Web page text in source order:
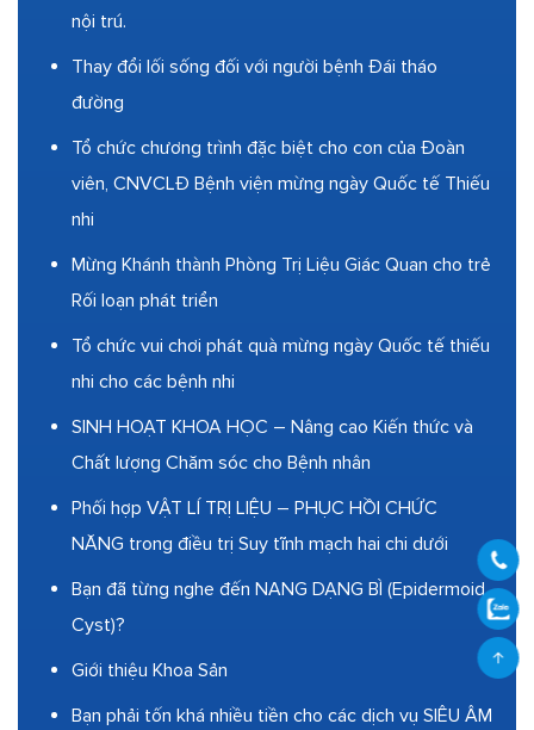
nội trú.
Thay đổi lối sống đối với người bệnh Đái tháo
đường
Tổ chức chương trình đặc biệt cho con của Đoàn
viên, CNVCLĐ Bệnh viện mừng ngày Quốc tế Thiếu
nhi
Mừng Khánh thành Phòng Trị Liệu Giác Quan cho trẻ
Rối loạn phát triển
Tổ chức vui chơi phát quà mừng ngày Quốc tế thiếu
nhi cho các bệnh nhi
SINH HOẠT KHOA HỌC – Nâng cao Kiến thức và
Chất lượng Chăm sóc cho Bệnh nhân
Phối hợp VẬT LÍ TRỊ LIỆU – PHỤC HỒI CHỨC
NĂNG trong điều trị Suy tĩnh mạch hai chi dưới
Bạn đã từng nghe đến NANG DẠNG BÌ (Epidermoid
Cyst)?
Giới thiệu Khoa Sản
Bạn phải tốn khá nhiều tiền cho các dịch vụ SIÊU ÂM